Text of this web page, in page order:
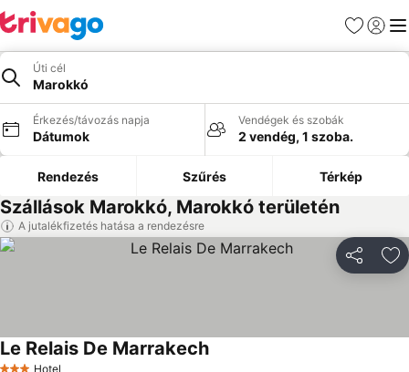
Kedvencek
Úti cél
Marokkó
Érkezés/távozás napja
Dátumok
Vendégek és szobák
2 vendég, 1 szoba.
Rendezés Szűrés Térkép
Szállások Marokkó, Marokkó területén
A jutalékfizetés hatása a rendezésre
Hotel
Le Relais De MarrakechÁrak megjelenítése